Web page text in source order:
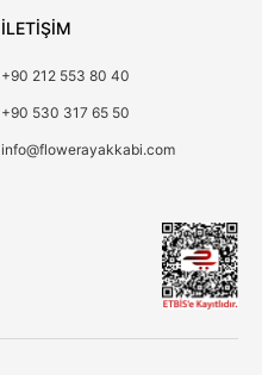
İLETİŞİM
+90 212 553 80 40
+90 530 317 65 50
info@flowerayakkabi.com